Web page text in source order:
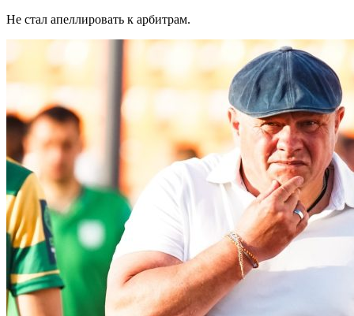
Не стал апеллировать к арбитрам.